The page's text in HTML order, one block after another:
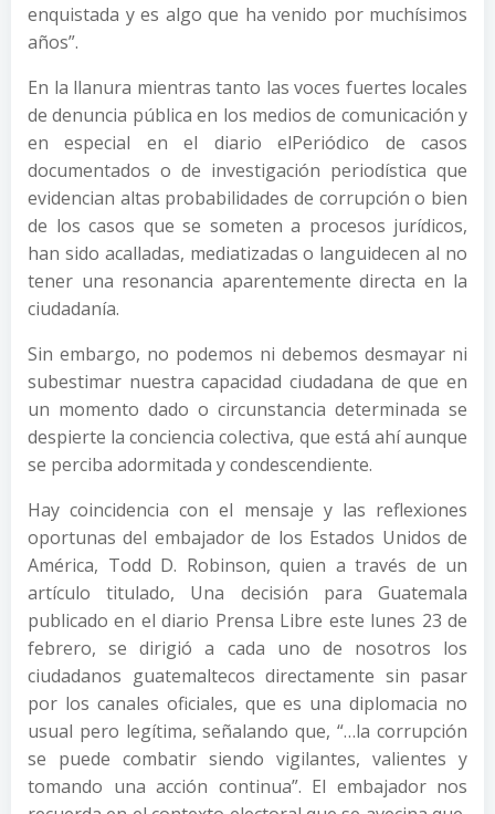
enquistada y es algo que ha venido por muchísimos
años”.
En la llanura mientras tanto las voces fuertes locales
de denuncia pública en los medios de comunicación y
en especial en el diario elPeriódico de casos
documentados o de investigación periodística que
evidencian altas probabilidades de corrupción o bien
de los casos que se someten a procesos jurídicos,
han sido acalladas, mediatizadas o languidecen al no
tener una resonancia aparentemente directa en la
ciudadanía.
Sin embargo, no podemos ni debemos desmayar ni
subestimar nuestra capacidad ciudadana de que en
un momento dado o circunstancia determinada se
despierte la conciencia colectiva, que está ahí aunque
se perciba adormitada y condescendiente.
Hay coincidencia con el mensaje y las reflexiones
oportunas del embajador de los Estados Unidos de
América, Todd D. Robinson, quien a través de un
artículo titulado, Una decisión para Guatemala
publicado en el diario Prensa Libre este lunes 23 de
febrero, se dirigió a cada uno de nosotros los
ciudadanos guatemaltecos directamente sin pasar
por los canales oficiales, que es una diplomacia no
usual pero legítima, señalando que, “…la corrupción
se puede combatir siendo vigilantes, valientes y
tomando una acción continua”. El embajador nos